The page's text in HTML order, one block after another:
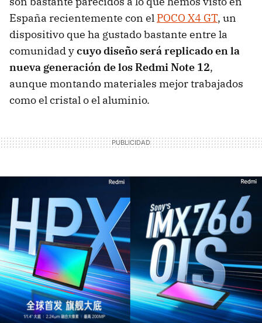
España recientemente con el POCO X4 GT, un
dispositivo que ha gustado bastante entre la
comunidad ycuyo diseño será replicado en la
nueva generación de los Redmi Note 12,
aunque montando materiales mejor trabajados
como el cristal o el aluminio.